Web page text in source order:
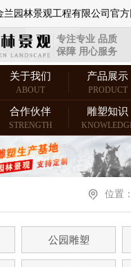
园林景观工程有限公司官方
专注专业 品质
保障 用心服务
关于我们
ABOUT
产品展示
PRODUCT
合作伙伴
STRENGTH
雕塑知识
位置：
公园雕塑